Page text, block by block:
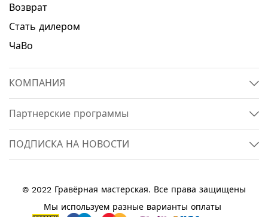
Возврат
Стать дилером
ЧаВо
КОМПАНИЯ
Партнерские программы
ПОДПИСКА НА НОВОСТИ
© 2022 Гравёрная мастерская. Все права защищены
Мы используем разные варианты оплаты